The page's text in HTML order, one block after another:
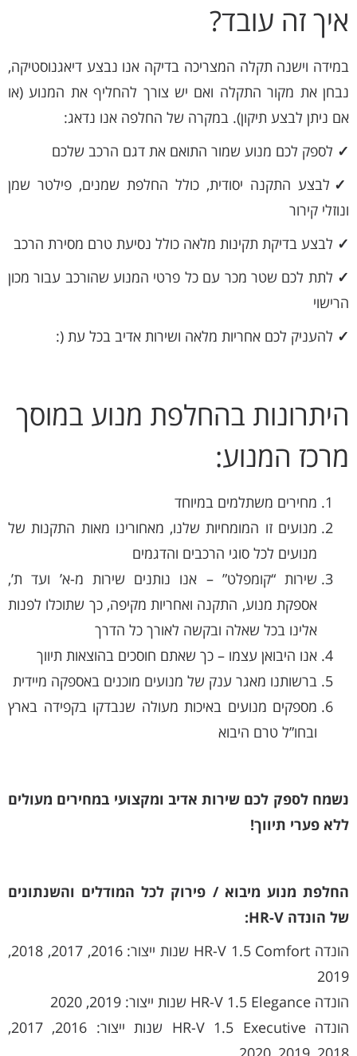
איך זה עובד?
במידה וישנה תקלה המצריכה בדיקה אנו נבצע דיאגנוסטיקה,
נבחן את מקור התקלה ואם יש צורך להחליף את המנוע (או
אם ניתן לבצע תיקון). במקרה של החלפה אנו נדאג:
✓ לספק לכם מנוע שמור התואם את דגם הרכב שלכם
✓ לבצע התקנה יסודית, כולל החלפת שמנים, פילטר שמן
ונוזלי קירור
✓ לבצע בדיקת תקינות מלאה כולל נסיעת טרם מסירת הרכב
✓ לתת לכם שטר מכר עם כל פרטי המנוע שהורכב עבור מכון
הרישוי
✓ להעניק לכם אחריות מלאה ושירות אדיב בכל עת (:
היתרונות בהחלפת מנוע במוסך
מרכז המנוע:
מחירים משתלמים במיוחד
מנועים זו המומחיות שלנו, מאחורינו מאות התקנות של
מנועים לכל סוגי הרכבים והדגמים
שירות “קומפלט” – אנו נותנים שירות מ-א’ ועד ת’,
אספקת מנוע, התקנה ואחריות מקיפה, כך שתוכלו לפנות
אלינו בכל שאלה ובקשה לאורך כל הדרך
אנו היבואן עצמו – כך שאתם חוסכים בהוצאות תיווך
ברשותנו מאגר ענק של מנועים מוכנים באספקה מיידית
מספקים מנועים באיכות מעולה שנבדקו בקפידה בארץ
ובחו”ל טרם היבוא
נשמח לספק לכם שירות אדיב ומקצועי במחירים מעולים
ללא פערי תיווך!
החלפת מנוע מיבוא / פירוק לכל המודלים והשנתונים
של הונדה HR-V:
הונדה HR-V 1.5 Comfort שנות ייצור: 2016, 2017, 2018,
2019
הונדה HR-V 1.5 Elegance שנות ייצור: 2019, 2020
הונדה HR-V 1.5 Executive שנות ייצור: 2016, 2017,